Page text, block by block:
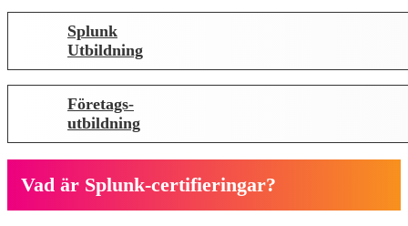
Splunk
Utbildning
Företags-
utbildning
Vad är Splunk-certifieringar?